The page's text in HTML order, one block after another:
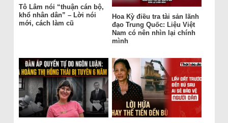
Tô Lâm nói “thuận cán bộ,
khổ nhân dân” – Lời nói
mới, cách làm cũ
Hoa Kỳ điều tra tài sản lãnh
đạo Trung Quốc: Liệu Việt
Nam có nên nhìn lại chính
mình